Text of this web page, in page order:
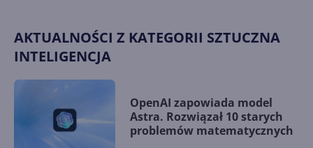
AKTUALNOŚCI Z KATEGORII SZTUCZNA
INTELIGENCJA
OpenAI zapowiada model
Astra. Rozwiązał 10 starych
problemów matematycznych